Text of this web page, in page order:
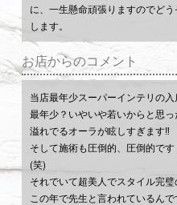
に、一生懸命頑張りますのでど
します。
お店からのコメント
当店最年少スーパーインテリの入
最年少？いやいや若いからと思っ
溢れでるオーラが眩しすぎます‼
そして施術も圧倒的、圧倒的で
(笑)
それでいて超美人でスタイル完
この年で先生と言われているん